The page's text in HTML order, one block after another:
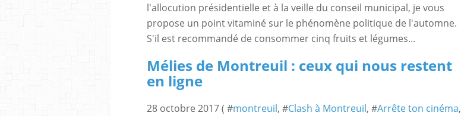
l'allocution présidentielle et à la veille du conseil municipal, je vous
propose un point vitaminé sur le phénomène politique de l'automne.
S'il est recommandé de consommer cinq fruits et légumes...
Mélies de Montreuil : ceux qui nous restent
en ligne
28 octobre 2017 ( #montreuil, #Clash à Montreuil, #Arrête ton cinéma,